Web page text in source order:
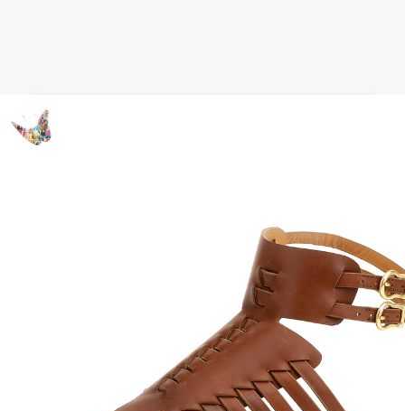
Sandalias ideales para el Look Baño